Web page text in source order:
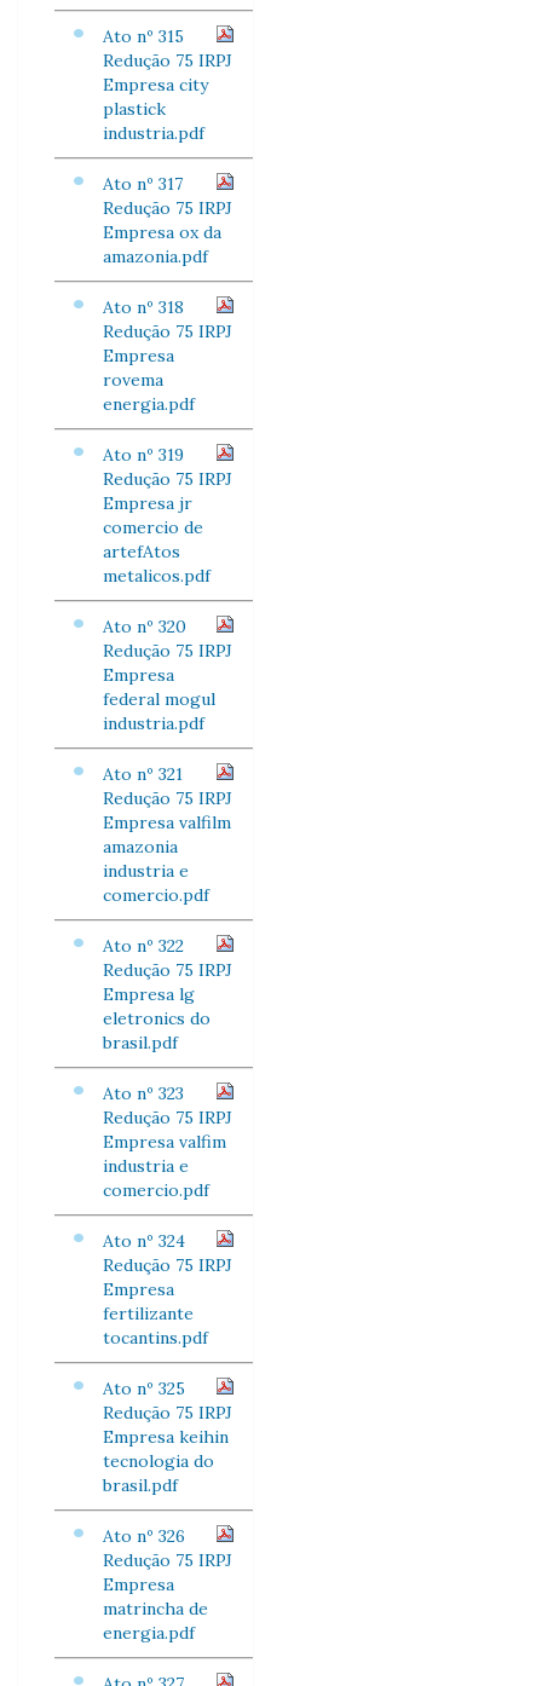
Ato nº 315
Redução 75 IRPJ
Empresa city
plastick
industria.pdf
Ato nº 317
Redução 75 IRPJ
Empresa ox da
amazonia.pdf
Ato nº 318
Redução 75 IRPJ
Empresa
rovema
energia.pdf
Ato nº 319
Redução 75 IRPJ
Empresa jr
comercio de
artefAtos
metalicos.pdf
Ato nº 320
Redução 75 IRPJ
Empresa
federal mogul
industria.pdf
Ato nº 321
Redução 75 IRPJ
Empresa valfilm
amazonia
industria e
comercio.pdf
Ato nº 322
Redução 75 IRPJ
Empresa lg
eletronics do
brasil.pdf
Ato nº 323
Redução 75 IRPJ
Empresa valfim
industria e
comercio.pdf
Ato nº 324
Redução 75 IRPJ
Empresa
fertilizante
tocantins.pdf
Ato nº 325
Redução 75 IRPJ
Empresa keihin
tecnologia do
brasil.pdf
Ato nº 326
Redução 75 IRPJ
Empresa
matrincha de
energia.pdf